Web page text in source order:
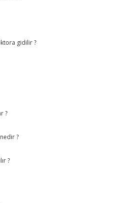
gidilir ?
?
?
?